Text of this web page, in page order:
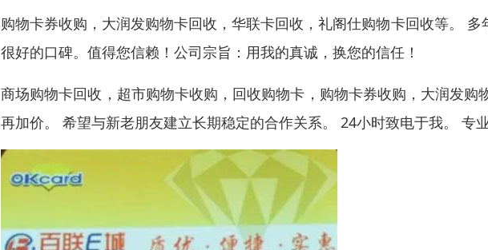
购物卡券收购，大润发购物卡回收，华联卡回收，礼阁仕购物卡回收等。
很好的口碑。值得您信赖！公司宗旨：用我的真诚，换您的信任！
商场购物卡回收，超市购物卡收购，回收购物卡，购物卡券收购，大润发
再加价。 希望与新老朋友建立长期稳定的合作关系。 24小时致电于我。 专